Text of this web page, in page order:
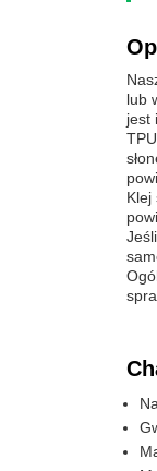
lub
jest
Klej